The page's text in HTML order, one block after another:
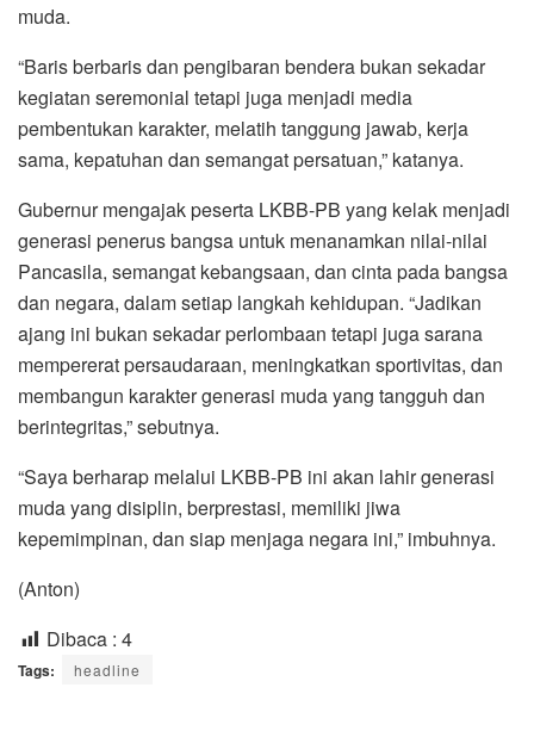
muda.
“Baris berbaris dan pengibaran bendera bukan sekadar
kegiatan seremonial tetapi juga menjadi media
pembentukan karakter, melatih tanggung jawab, kerja
sama, kepatuhan dan semangat persatuan,” katanya.
Gubernur mengajak peserta LKBB-PB yang kelak menjadi
generasi penerus bangsa untuk menanamkan nilai-nilai
Pancasila, semangat kebangsaan, dan cinta pada bangsa
dan negara, dalam setiap langkah kehidupan. “Jadikan
ajang ini bukan sekadar perlombaan tetapi juga sarana
mempererat persaudaraan, meningkatkan sportivitas, dan
membangun karakter generasi muda yang tangguh dan
berintegritas,” sebutnya.
“Saya berharap melalui LKBB-PB ini akan lahir generasi
muda yang disiplin, berprestasi, memiliki jiwa
kepemimpinan, dan siap menjaga negara ini,” imbuhnya.
(Anton)
Dibaca : 4
Tags: headline